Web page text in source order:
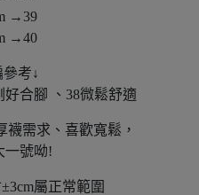
→39
→40
考↓
好合腳 、38微鬆舒適
襪需求、喜歡寬鬆，
一號呦!
屬正常範圍